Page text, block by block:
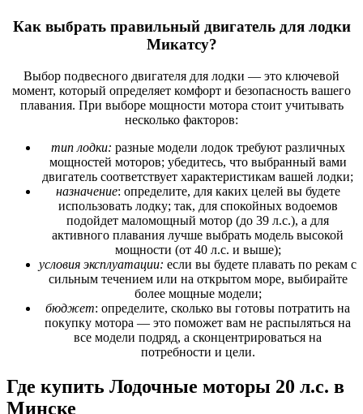
Как выбрать правильный двигатель для лодки
Микатсу?
Выбор подвесного двигателя для лодки — это ключевой
момент, который определяет комфорт и безопасность вашего
плавания. При выборе мощности мотора стоит учитывать
несколько факторов:
тип лодки: разные модели лодок требуют различных
мощностей моторов; убедитесь, что выбранный вами
двигатель соответствует характеристикам вашей лодки;
назначение: определите, для каких целей вы будете
использовать лодку; так, для спокойных водоемов
подойдет маломощный мотор (до 39 л.с.), а для
активного плавания лучше выбрать модель высокой
мощности (от 40 л.с. и выше);
условия эксплуатации: если вы будете плавать по рекам с
сильным течением или на открытом море, выбирайте
более мощные модели;
бюджет: определите, сколько вы готовы потратить на
покупку мотора — это поможет вам не распыляться на
все модели подряд, а сконцентрироваться на
потребности и цели.
Где купить Лодочные моторы 20 л.с. в
Минске